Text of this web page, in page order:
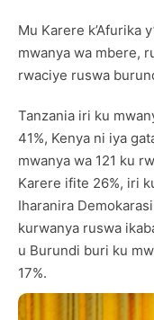
Mu Karere k’Afurika
mwanya wa mbere,
rwaciye ruswa
Tanzania iri ku
41%, Kenya ni iya
mwanya wa 121 ku
Karere ifite 26%, iri
Iharanira
kurwanya ruswa
u Burundi buri ku
17%.